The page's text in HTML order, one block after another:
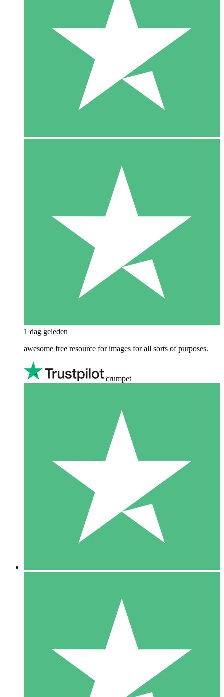
1 dag geleden
awesome free resource for images for all sorts of purposes.
crumpet